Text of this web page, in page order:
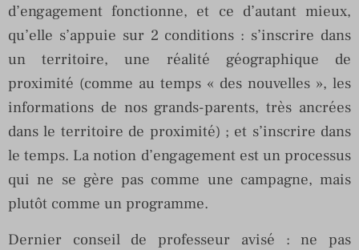
d’engagement fonctionne, et ce d’autant mieux,
qu’elle s’appuie sur 2 conditions : s’inscrire dans
un territoire, une réalité géographique de
proximité (comme au temps « des nouvelles », les
informations de nos grands-parents, très ancrées
dans le territoire de proximité) ; et s’inscrire dans
le temps. La notion d’engagement est un processus
qui ne se gère pas comme une campagne, mais
plutôt comme un programme.
Dernier conseil de professeur avisé : ne pas